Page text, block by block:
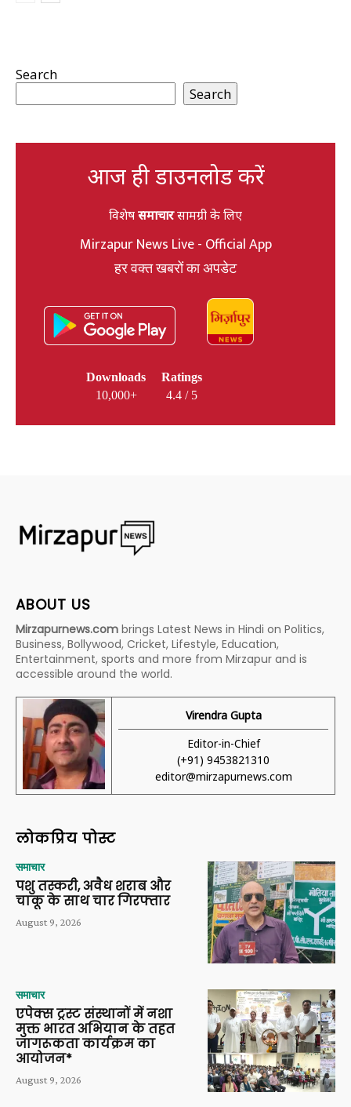
Search
Search
आज ही डाउनलोड करें
विशेषसमाचारसामग्री के लिए
Mirzapur News Live - Official App
हर वक्त खबरों का अपडेट
Downloads
10,000+
Ratings
4.4 / 5
ABOUT US
Mirzapurnews.com brings Latest News in Hindi on Politics,
Business, Bollywood, Cricket, Lifestyle, Education,
Entertainment, sports and more from Mirzapur and is
accessible around the world.
Virendra Gupta
Editor-in-Chief
(+91) 9453821310
editor@mirzapurnews.com
लोकप्रिय पोस्ट
समाचार
पशु तस्करी, अवैध शराब और
चाकू के साथ चार गिरफ्तार
August 9, 2026
समाचार
एपेक्स ट्रस्ट संस्थानों में नशा
मुक्त भारत अभियान के तहत
जागरूकता कार्यक्रम का
आयोजन*
August 9, 2026